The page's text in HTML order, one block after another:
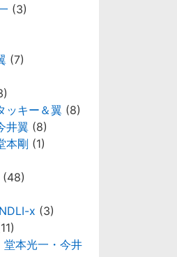
(3)
(7)
ッキー＆翼 (8)
井翼 (8)
本剛 (1)
(48)
x (3)
本光一・今井